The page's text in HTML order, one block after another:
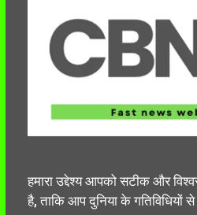
हमारा उद्देश्य आपको सटीक और
है, ताकि आप दुनिया के